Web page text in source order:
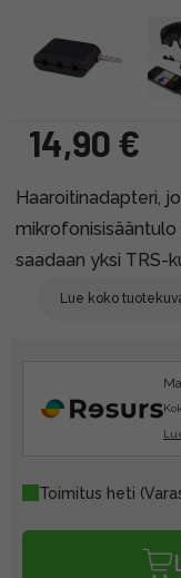
14,90 €
Haaroitinadapteri,
mikrofonisisääntulo
saadaan yksi TRS-
Lue koko
Toimitus heti